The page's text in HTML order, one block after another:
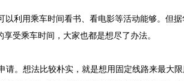
用乘车时间看书、看电影等活动能够。但据
受乘车时间，大家也都是想尽了办法。
。想法比较朴实，就是想用固定线路来最大限